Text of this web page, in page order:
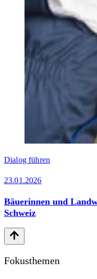
Dialog führen
23.01.2026
Bäuerinnen und
Schweiz
Fokusthemen